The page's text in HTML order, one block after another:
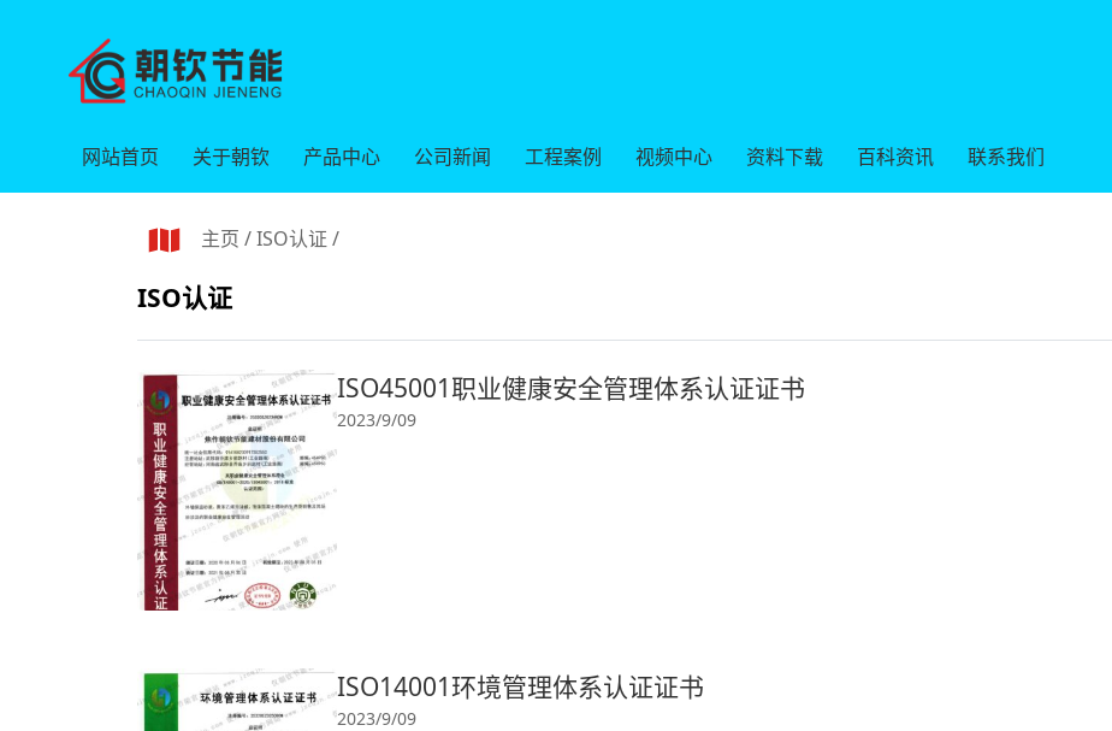
网站首页 关于朝钦 产品中心 公司新闻 工程案例 视频中心 资料下载 百科资讯 联系我们
主页 /ISO认证 /
ISO认证
ISO45001职业健康安全管理体系认证证书
2023/9/09
ISO14001环境管理体系认证证书
2023/9/09